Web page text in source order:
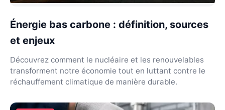
Énergie bas carbone : définition, sources
et enjeux
Découvrez comment le nucléaire et les renouvelables
transforment notre économie tout en luttant contre le
réchauffement climatique de manière durable.